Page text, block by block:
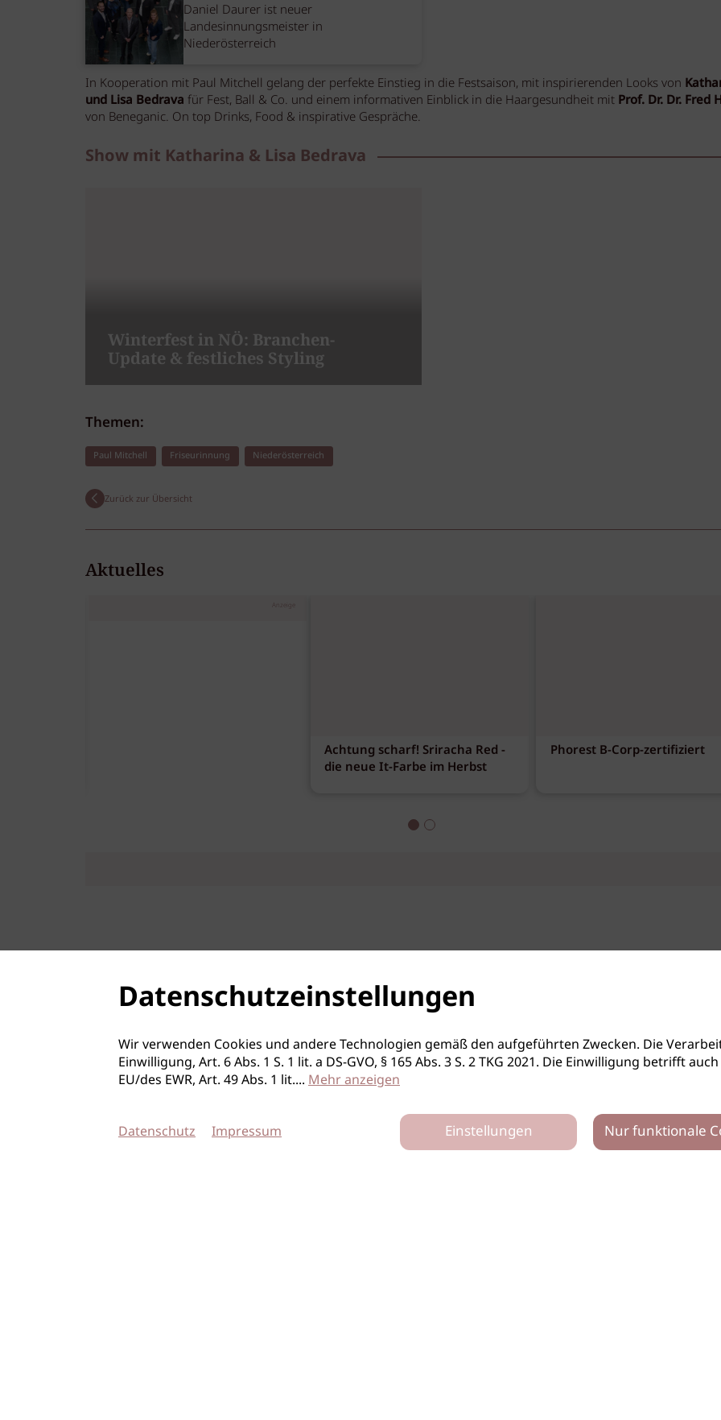
Daniel Daurer ist neuer
Landesinnungsmeister in
Niederösterreich
In Kooperation mit Paul Mitchell gelang der perfekte Einstieg in die Festsaison, mit inspirierenden Looks von
und Lisa Bedrava für Fest, Ball & Co. und einem informativen Einblick in die Haargesundheit mit Prof. Dr. Dr. Fred
von Beneganic. On top Drinks, Food & inspirative Gespräche.
Show mit Katharina & Lisa Bedrava
Winterfest in NÖ: Branchen-
Update & festliches Styling
Themen:
Paul Mitchell Friseurinnung Niederösterreich
Zurück zur Übersicht
Aktuelles
Anzeige
Achtung scharf! Sriracha Red -
die neue It-Farbe im Herbst
Phorest B-Corp-zertifiziert
Datenschutzeinstellungen
Wir verwenden Cookies und andere Technologien gemäß den aufgeführten Zwecken. Die
Einwilligung, Art. 6 Abs. 1 S. 1 lit. a DS-GVO, § 165 Abs. 3 S. 2 TKG 2021. Die Einwilligung betrifft
EU/des EWR, Art. 49 Abs. 1 lit.... Mehr anzeigen
Datenschutz Impressum Einstellungen Nur funktionale